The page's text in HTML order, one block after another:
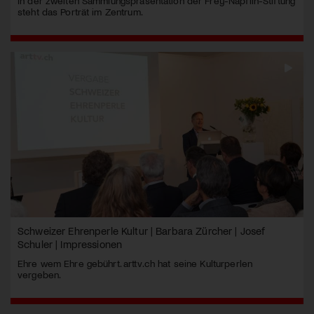
steht das Porträt im Zentrum.
Schweizer Ehrenperle Kultur | Barbara Zürcher | Josef
Schuler | Impressionen
Ehre wem Ehre gebührt. arttv.ch hat seine Kulturperlen
vergeben.